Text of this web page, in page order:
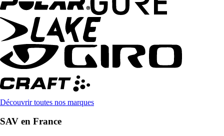
Découvrir toutes nos marques
SAV en France